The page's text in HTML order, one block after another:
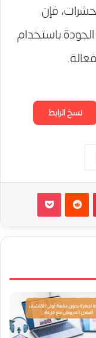
فإن
باستخدام
نسخ الرابط
بينتيريست